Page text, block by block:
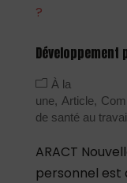
À la
une
Article
de santé au
ARACT
personnel est